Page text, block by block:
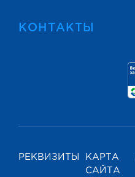
КОНТАКТЫ
РЕКВИЗИТЫ
КАРТА
САЙТА